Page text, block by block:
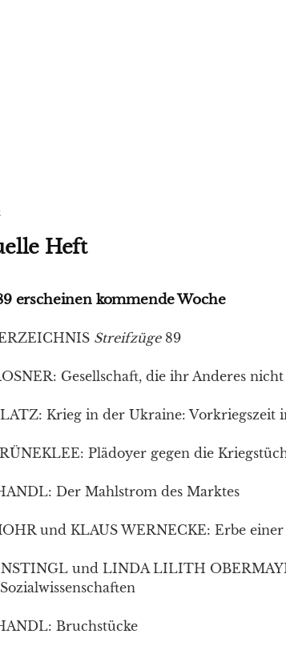
Heft
erscheinen kommende Woche
Streifzüge89
Gesellschaft, die ihr Anderes
Krieg in der Ukraine: Vorkriegszeit
Plädoyer gegen die
Der Mahlstrom des Marktes
und KLAUS WERNECKE: Erbe einer
und LINDA LILITH
Bruchstücke